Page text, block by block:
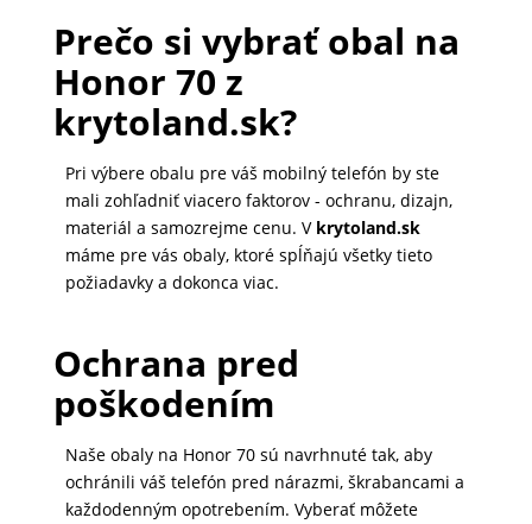
TABLETY
GAMING
DOMÁCNOSŤ
Prečo si vybrať obal na
Honor 70 z
krytoland.sk?
Pri výbere obalu pre váš mobilný telefón by ste
mali zohľadniť viacero faktorov - ochranu, dizajn,
materiál a samozrejme cenu. V krytoland.sk
máme pre vás obaly, ktoré spĺňajú všetky tieto
požiadavky a dokonca viac.
Ochrana pred
poškodením
Naše obaly na Honor 70 sú navrhnuté tak, aby
ochránili váš telefón pred nárazmi, škrabancami a
každodenným opotrebením. Vyberať môžete